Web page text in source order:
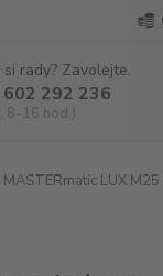
rady? Zavolejte.
292 236
8-16 hod.)
MASTERmatic LUX M25